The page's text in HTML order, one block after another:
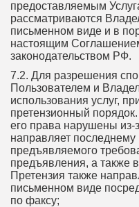
предоставляемым
рассматриваются
письменном виде и в
настоящим
законодательством РФ.
7.2. Для разрешения
Пользователем и
использования услуг,
претензионный
его права нарушены из-
направляет
предъявляемого
предъявления, а также
Претензия также
письменном виде
по факсу;